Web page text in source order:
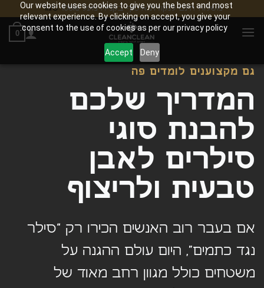
Our website uses cookies to give you the best and most
relevant experience. By clicking on accept, you give your
consent to the use of cookies as per our privacy policy.
Deny
Accept
משלוח חינם לנקודת איסוף בקנייה מעל 100₪ סגור
0
גם מקצוענים לומדים פה
המדריך שלכם
להבנת סוגי
סילרים לאבן
טבעית ולריצוף
אם בעבר רוב האנשים הכירו רק “סילר
נגד כתמים”, היום עולם ההגנה על
משטחים כולל מגוון רחב מאוד של